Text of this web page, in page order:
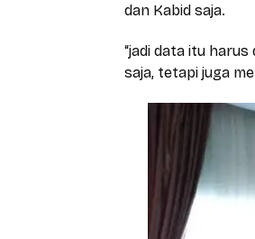
dan Kabid saja.
“jadi data itu
saja, tetapi juga